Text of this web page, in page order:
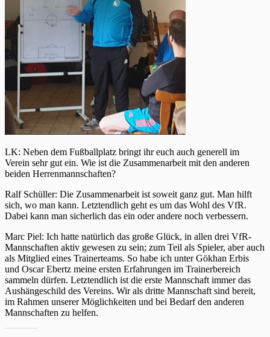
LK: Neben dem Fußballplatz bringt ihr euch auch generell im
Verein sehr gut ein. Wie ist die Zusammenarbeit mit den anderen
beiden Herrenmannschaften?
Ralf Schüller: Die Zusammenarbeit ist soweit ganz gut. Man hilft
sich, wo man kann. Letztendlich geht es um das Wohl des VfR.
Dabei kann man sicherlich das ein oder andere noch verbessern.
Marc Piel: Ich hatte natürlich das große Glück, in allen drei VfR-
Mannschaften aktiv gewesen zu sein; zum Teil als Spieler, aber auch
als Mitglied eines Trainerteams. So habe ich unter Gökhan Erbis
und Oscar Ebertz meine ersten Erfahrungen im Trainerbereich
sammeln dürfen. Letztendlich ist die erste Mannschaft immer das
Aushängeschild des Vereins. Wir als dritte Mannschaft sind bereit,
im Rahmen unserer Möglichkeiten und bei Bedarf den anderen
Mannschaften zu helfen.